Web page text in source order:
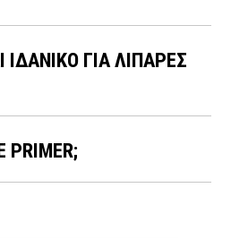
ΙΔΑΝΙΚΟ ΓΙΑ ΛΙΠΑΡΕΣ
PRIMER;